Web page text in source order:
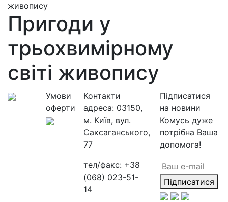
живопису
Пригоди у
трьохвимірному
світі живопису
Умови
оферти
Контакти
адреса: 03150,
м. Київ, вул.
Саксаганського,
77
тел/факс: +38
(068) 023-51-
14
Підписатися
на новини
Комусь дуже
потрібна Ваша
допомога!
Підписатися